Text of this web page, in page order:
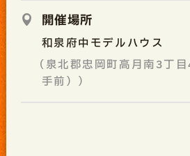
開催場所
和泉府中モデルハウス
（泉北郡忠岡町高月南3丁
手前））